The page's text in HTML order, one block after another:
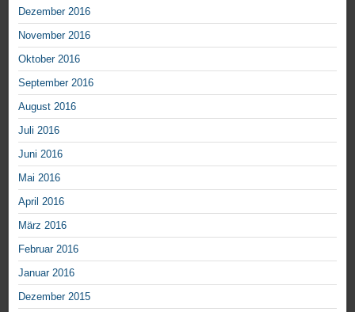
Dezember 2016
November 2016
Oktober 2016
September 2016
August 2016
Juli 2016
Juni 2016
Mai 2016
April 2016
März 2016
Februar 2016
Januar 2016
Dezember 2015